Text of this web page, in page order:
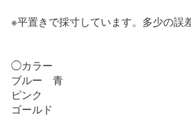
※平置きで採寸しています。多少の誤
◯カラー
ブルー　青
ピンク
ゴールド